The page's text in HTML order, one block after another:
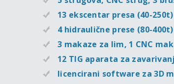
13 ekscentar presa (40-250t)
4 hidraulične prese (80-400t)
3 makaze za lim, 1 CNC
12 TIG aparata za
licencirani software za 3D